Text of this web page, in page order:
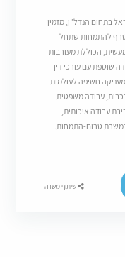
בתחום הנדל”ן, מזמין
להתמחות שתחל
ומעשית, הכוללת מעורבות
שוטפת עם עורכי דין
חשיפה לעולמות
עבודה משפטית
עבודה איכותית,
טרום-התמחות.
שיתוף משרה